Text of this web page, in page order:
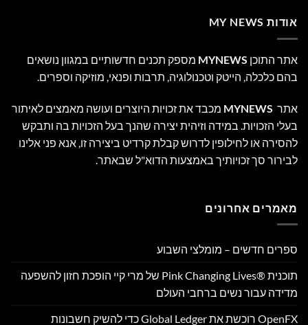
אודות MY NEWS
אתר התוכן MYNEWS מספק תכנים חדשותיים במגוון נושאים
בהם כלכלה, הייטק וטכנולוגיה, תרבות ופנאי, מוזיקה וספרים.
אתר MYNEWS מכבד את זכויות היוצרים ועושה מאמצים לאיתור
בעלי הזכויות. במידה וזיהית יצירה שהנך בעל הזכויות בה ותבקש
להסירה או לחילופין לדרוש קבלת קרדיט ביצירה זו, אנא פני אלינו
לבירור סך זכויותיך באמצעות הדוא"ל שבאתר.
מאמרים אחרונים
ספרים חדשים – מומלצי השבוע
תוכנית Pink Changing Lives®‎ של מרי קיי הופכת חזון להשפעה
מדידה עבור נשים ברחבי העולם
OpenFX רוכשת את Global Ledger כדי להשיק חשבונות